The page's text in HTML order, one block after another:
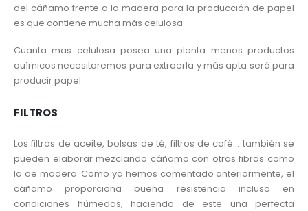
del cáñamo frente a la madera para la producción de papel
es que contiene mucha más celulosa.
Cuanta mas celulosa posea una planta menos productos
químicos necesitaremos para extraerla y más apta será para
producir papel.
FILTROS
Los filtros de aceite, bolsas de té, filtros de café… también se
pueden elaborar mezclando cáñamo con otras fibras como
la de madera. Como ya hemos comentado anteriormente, el
cáñamo proporciona buena resistencia incluso en
condiciones húmedas, haciendo de este una perfecta